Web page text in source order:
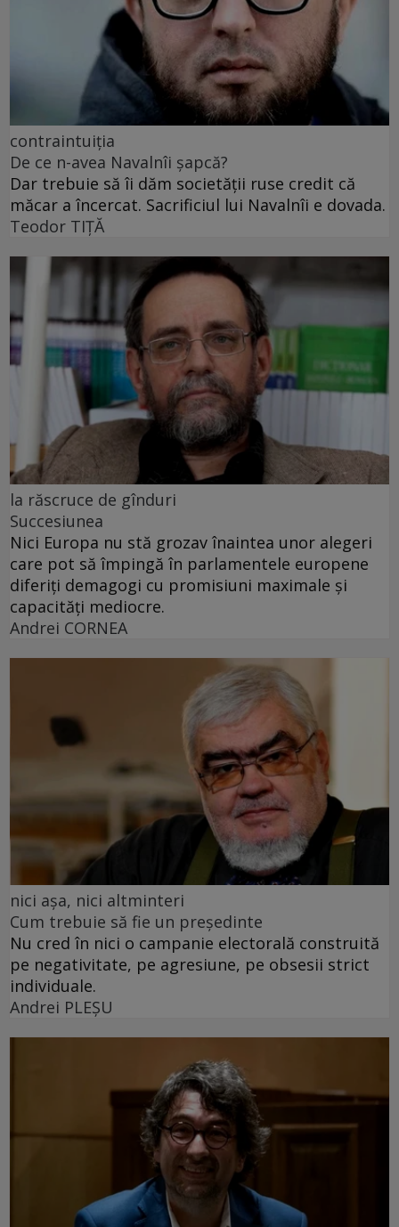
contraintuiția
De ce n-avea Navalnîi șapcă?
Dar trebuie să îi dăm societății ruse credit că
măcar a încercat. Sacrificiul lui Navalnîi e dovada.
Teodor TIŢĂ
la răscruce de gînduri
Succesiunea
Nici Europa nu stă grozav înaintea unor alegeri
care pot să împingă în parlamentele europene
diferiți demagogi cu promisiuni maximale și
capacități mediocre.
Andrei CORNEA
nici așa, nici altminteri
Cum trebuie să fie un președinte
Nu cred în nici o campanie electorală construită
pe negativitate, pe agresiune, pe obsesii strict
individuale.
Andrei PLEŞU